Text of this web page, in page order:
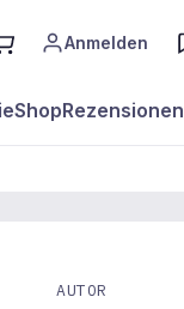
Anmelden
ShopRezensionen
AUTOR